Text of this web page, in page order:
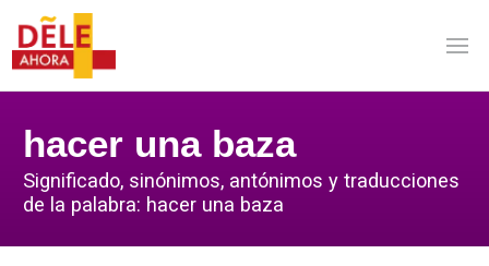
hacer una baza
Significado, sinónimos, antónimos y traducciones
de la palabra: hacer una baza